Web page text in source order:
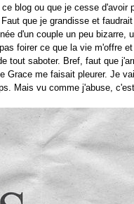
blog ou que je cesse d'avoir
que je grandisse et
d'un couple un peu bizarre,
foirer ce que la vie m'offre
tout saboter. Bref, faut que
Grace me faisait pleurer. Je
Mais vu comme j'abuse,